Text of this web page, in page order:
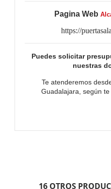
Pagina Web
https://
Puedes solicitar
nuestras
Te atenderemos
Guadalajara, según
16 OTROS